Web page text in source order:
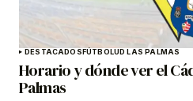
DESTACADOS FÚTBOLUD LAS PALMAS
Horario y dónde ver el
Palmas